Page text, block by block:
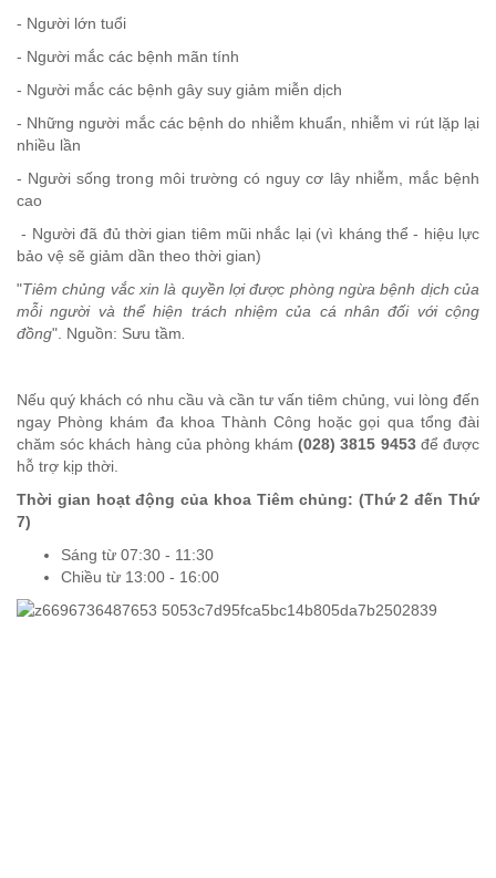
- Người lớn tuổi
- Người mắc các bệnh mãn tính
- Người mắc các bệnh gây suy giảm miễn dịch
- Những người mắc các bệnh do nhiễm khuẩn, nhiễm vi rút lặp lại
nhiều lần
- Người sống trong môi trường có nguy cơ lây nhiễm, mắc bệnh
cao
- Người đã đủ thời gian tiêm mũi nhắc lại (vì kháng thể - hiệu lực
bảo vệ sẽ giảm dần theo thời gian)
"Tiêm chủng vắc xin là quyền lợi được phòng ngừa bệnh dịch của
mỗi người và thể hiện trách nhiệm của cá nhân đối với cộng
đồng". Nguồn: Sưu tầm
Nếu quý khách có nhu cầu và cần tư vấn tiêm chủng, vui lòng đến
ngay Phòng khám đa khoa Thành Công hoặc gọi qua tổng đài
chăm sóc khách hàng của phòng khám (028) 3815 9453để được
hỗ trợ kịp thời.
Thời gian hoạt động của khoa Tiêm chủng: (Thứ 2 đến Thứ
7)
Sáng từ 07:30 - 11:30
Chiều từ 13:00 - 16:00